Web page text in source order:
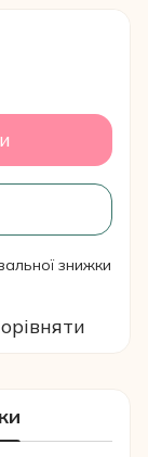
знижки